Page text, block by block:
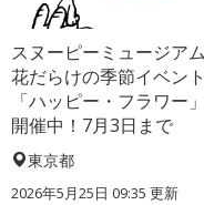
スヌーピーミュージア
花だらけの季節イベント
「ハッピー・フラワー
開催中！7月3日まで
東京都
2026年5月25日 09:35 更新